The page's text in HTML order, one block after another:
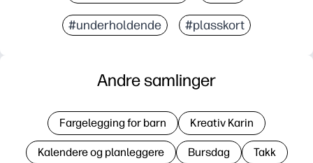
#underholdende #plasskort
Andre samlinger
Fargelegging for barn Kreativ Karin
Kalendere og planleggere Bursdag Takk